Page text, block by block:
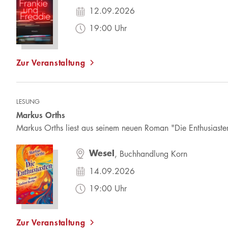
12.09.2026
19:00 Uhr
Zur Veranstaltung
LESUNG
Markus Orths
Markus Orths liest aus seinem neuen Roman "Die
Wesel, Buchhandlung Korn
14.09.2026
19:00 Uhr
Zur Veranstaltung